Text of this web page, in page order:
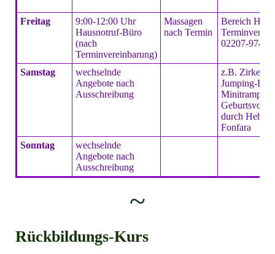
Freitag
9:00-12:00 Uhr
Hausnotruf-Büro
(nach
Terminvereinbarung)
Massagen
nach Termin
Bereich
02207-
Samstag
wechselnde
Angebote nach
Ausschreibung
z.B.
Jumping-
durch
Fonfara
Sonntag
wechselnde
Angebote nach
Ausschreibung
~
Rückbildungs-Kurs